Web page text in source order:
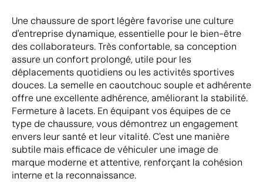
Une chaussure de sport légère favorise une culture
d'entreprise dynamique, essentielle pour le bien-être
des collaborateurs. Très confortable, sa conception
assure un confort prolongé, utile pour les
déplacements quotidiens ou les activités sportives
douces. La semelle en caoutchouc souple et adhérente
offre une excellente adhérence, améliorant la stabilité.
Fermeture à lacets. En équipant vos équipes de ce
type de chaussure, vous démontrez un engagement
envers leur santé et leur vitalité. C'est une manière
subtile mais efficace de véhiculer une image de
marque moderne et attentive, renforçant la cohésion
interne et la reconnaissance.